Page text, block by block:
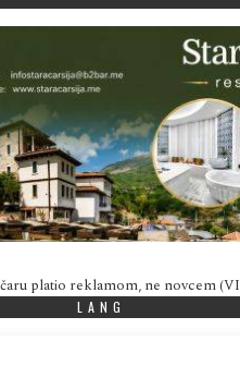
platio reklamom, ne novcem
LANG